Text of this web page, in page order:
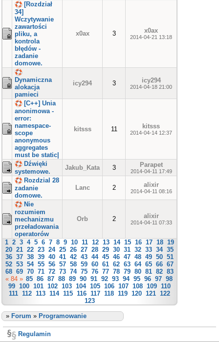
[Rozdział
34]
Wczytywanie
zawartości
pliku, a
kontrola
błędów -
zadanie
domowe.
x0ax 3 x0ax
2014-04-21 13:18
Dynamiczna
alokacja
pamieci
icy294 3 icy294
2014-04-18 21:00
[C++] Unia
anonimowa -
error:
namespace-
scope
anonymous
aggregates
must be static|
kitsss 11 kitsss
2014-04-14 12:37
Dźwięki
systemowe.
Jakub_Kata 3 Parapet
2014-04-11 17:49
Rozdzial 28
zadanie
domowe.
Lanc 2 alixir
2014-04-11 08:16
Nie
rozumiem
mechanizmu
przeładowania
operatorów
Orb 2 alixir
2014-04-11 07:33
1 2 3 4 5 6 7 8 9 10 11 12 13 14 15 16 17 18 19
20 21 22 23 24 25 26 27 28 29 30 31 32 33 34 35
36 37 38 39 40 41 42 43 44 45 46 47 48 49 50 51
52 53 54 55 56 57 58 59 60 61 62 63 64 65 66 67
68 69 70 71 72 73 74 75 76 77 78 79 80 81 82 83
« 84 » 85 86 87 88 89 90 91 92 93 94 95 96 97 98
99 100 101 102 103 104 105 106 107 108 109 110
111 112 113 114 115 116 117 118 119 120 121 122
123
» Forum » Programowanie
Regulamin